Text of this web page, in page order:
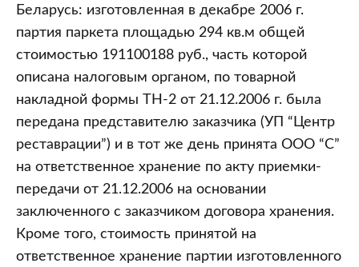
Беларусь: изготовленная в декабре 2006 г.
партия паркета площадью 294 кв.м общей
стоимостью 191100188 руб., часть которой
описана налоговым органом, по товарной
накладной формы ТН-2 от 21.12.2006 г. была
передана представителю заказчика (УП “Центр
реставрации”) и в тот же день принята ООО “С”
на ответственное хранение по акту приемки-
передачи от 21.12.2006 на основании
заключенного с заказчиком договора хранения.
Кроме того, стоимость принятой на
ответственное хранение партии изготовленного